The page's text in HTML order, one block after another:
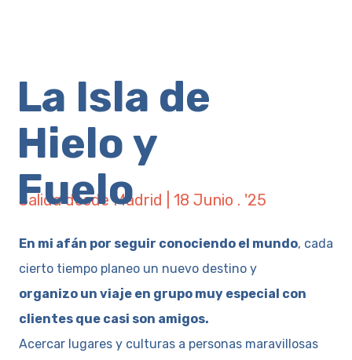
Salida desde Madrid | 18 Junio . '25
En mi afán por seguir conociendo el mundo, cada
cierto tiempo planeo un nuevo destino y
organizo un viaje en grupo muy especial con
clientes que casi son amigos.
Acercar lugares y culturas a personas maravillosas
La Isla de
Hielo y
Fuelo